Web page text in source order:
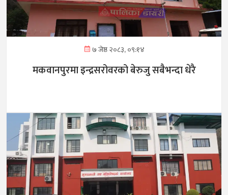
७ जेष्ठ २०८३, ०९:१४
मकवानपुरमा इन्द्रसरोवरको बेरुजु सबैभन्दा धेरै